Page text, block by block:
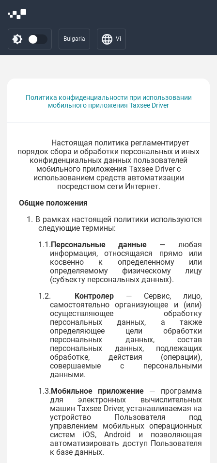
Bulgaria Vi
Политика конфиденциальности при использовании
мобильного приложения Taxsee Driver
Настоящая политика регламентирует
порядок сбора и обработки персональных и иных
конфиденциальных данных пользователей
мобильного приложения Taxsee Driver с
использованием средств автоматизации
посредством сети Интернет.
Общие положения
1. В рамках настоящей политики используются
следующие термины:
1.1.Персональные данные — любая
информация, относящаяся прямо или
косвенно к определенному или
определяемому физическому лицу
(субъекту персональных данных).
1.2.
Контролер — Сервис, лицо,
самостоятельно организующее и (или)
осуществляющее обработку
персональных данных, а также
определяющее цели обработки
персональных данных, состав
персональных данных, подлежащих
обработке, действия (операции),
совершаемые с персональными
данными.
1.3.Мобильное приложение — программа
для электронных вычислительных
машин Taxsee Driver, устанавливаемая на
устройство Пользователя под
управлением мобильных операционных
систем iOS, Android и позволяющая
автоматизировать доступ Пользователя
к базе данных.